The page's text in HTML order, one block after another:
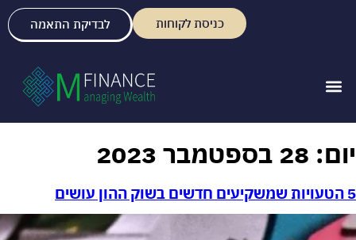
לבדיקת התאמה כניסת לקוחות
יום: 28 בספטמבר 2023
5 הטעויות שמשקיעים חדשים בשוק ההון עושים